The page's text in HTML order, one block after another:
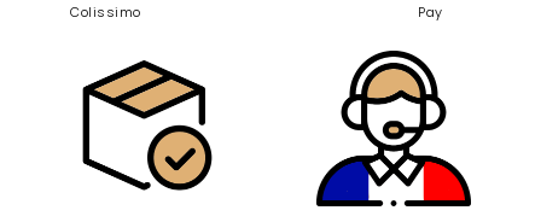
Colissimo
Pay